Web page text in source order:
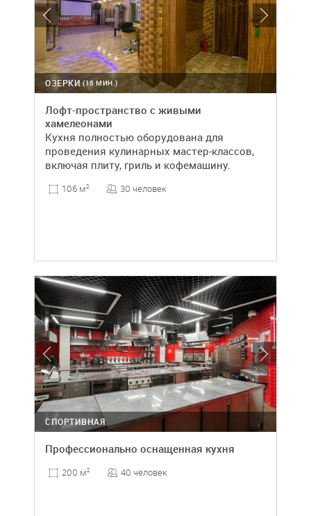
(15 МИН.)
ОЗЕРКИ
Лофт-пространство с живыми
хамелеонами
Кухня полностью оборудована для
проведения кулинарных мастер-классов,
включая плиту, гриль и кофемашину.
106 м2 30 человек
СПОРТИВНАЯ
Профессионально оснащенная кухня
200 м2 40 человек